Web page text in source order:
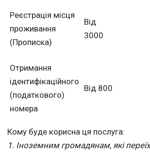
Реєстрація місця
проживання
(Прописка)
Від
3000
Отримання
ідентифікаційного
(податкового)
номера
Від 800
Кому буде корисна ця послуга:
1. Іноземним громадянам, які